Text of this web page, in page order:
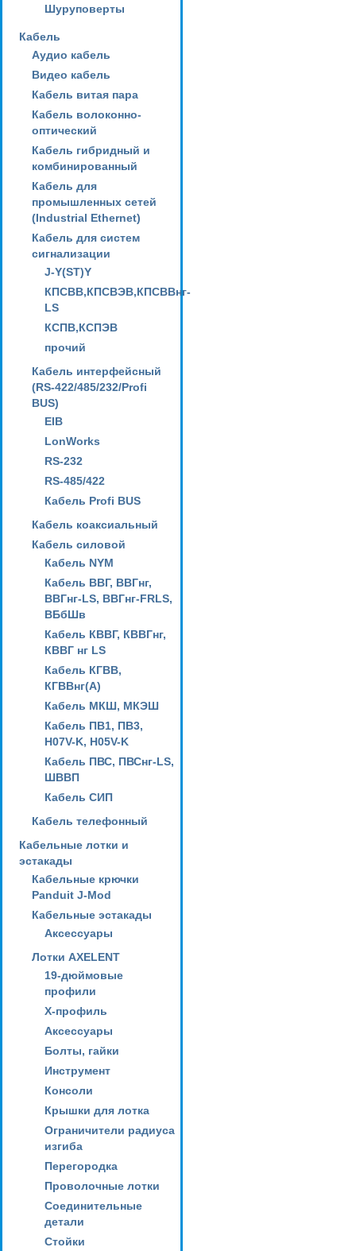
Шуруповерты
Кабель
Аудио кабель
Видео кабель
Кабель витая пара
Кабель волоконно-
оптический
Кабель гибридный и
комбинированный
Кабель для
промышленных сетей
(Industrial Ethernet)
Кабель для систем
сигнализации
J-Y(ST)Y
КПСВВ,КПСВЭВ,КПСВВнг-
LS
КСПВ,КСПЭВ
прочий
Кабель интерфейсный
(RS-422/485/232/Profi
BUS)
EIB
LonWorks
RS-232
RS-485/422
Кабель Profi BUS
Кабель коаксиальный
Кабель силовой
Кабель NYM
Кабель ВВГ, ВВГнг,
ВВГнг-LS, ВВГнг-FRLS,
ВБбШв
Кабель КВВГ, КВВГнг,
КВВГ нг LS
Кабель КГВВ,
КГВВнг(А)
Кабель МКШ, МКЭШ
Кабель ПВ1, ПВ3,
H07V-K, H05V-K
Кабель ПВС, ПВСнг-LS,
ШВВП
Кабель СИП
Кабель телефонный
Кабельные лотки и
эстакады
Кабельные крючки
Panduit J-Mod
Кабельные эстакады
Аксессуары
Лотки AXELENT
19-дюймовые
профили
X-профиль
Аксессуары
Болты, гайки
Инструмент
Консоли
Крышки для лотка
Ограничители радиуса
изгиба
Перегородка
Проволочные лотки
Соединительные
детали
Стойки